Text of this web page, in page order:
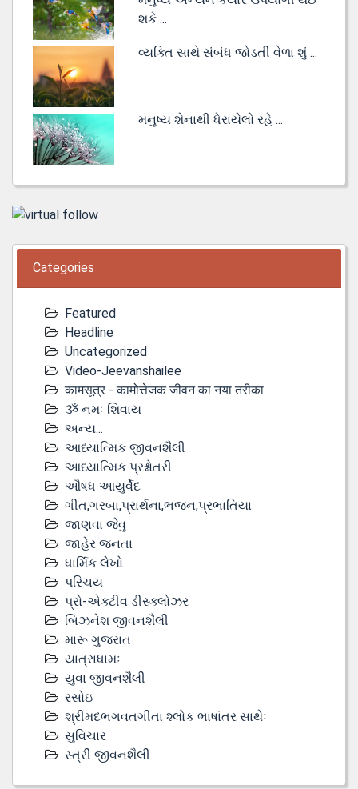
શકે ...
વ્યક્તિ સાથે સંબંધ જોડતી વેળા શું ...
મનુષ્ય શેનાથી ધેરાયેલો રહે ...
Categories
Featured
Headline
Uncategorized
Video-Jeevanshailee
कामसूत्र - कामोत्तेजक जीवन का नया तरीका
ૐ નમઃ શિવાય
અન્ય...
આધ્યાત્મિક જીવનશૈલી
આધ્યાત્મિક પ્રશ્નોતરી
ઔષધ આયુર્વેદ
ગીત,ગરબા,પ્રાર્થના,ભજન,પ્રભાતિયા
જાણવા જેવુ
જાહેર જનતા
ધાર્મિક લેખો
પરિચય
પ્રો-એક્ટીવ ડીસ્‍ક્લોઝર
બિઝનેશ જીવનશૈલી
મારૂ ગુજરાત
યાત્રાધામઃ
યુવા જીવનશૈલી
રસોઇ
શ્રીમદભગવતગીતા શ્લોક ભાષાંતર સાથેઃ
સુવિચાર
સ્ત્રી જીવનશૈલી